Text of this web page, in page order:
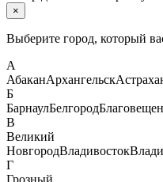
×
Выберите город, который
А
АбаканАрхангельск
Б
БарнаулБелгород
В
Великий
НовгородВладивосток
Г
Грозный